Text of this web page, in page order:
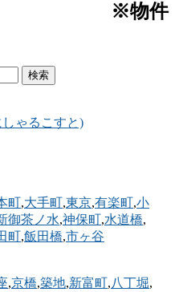
検索 ※物件
ゃるこすと)
町,大手町,東京,有楽町,小
御茶ノ水,神保町,水道橋,
町,飯田橋,市ヶ谷
,京橋,築地,新富町,八丁堀,